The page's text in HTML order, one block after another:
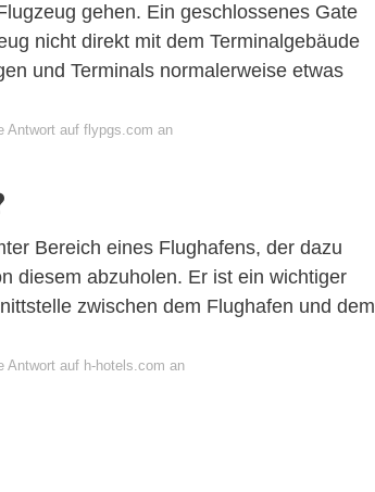
gehen. Ein geschlossenes Gate
nicht direkt mit dem Terminalgebäude
und Terminals normalerweise etwas
Antwort auf flypgs.com an
Bereich eines Flughafens, der dazu
diesem abzuholen. Er ist ein wichtiger
zwischen dem Flughafen und dem
Antwort auf h-hotels.com an